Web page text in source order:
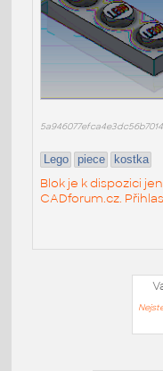
Lego piece kostka
Blok je k dispozici
CADforum.cz.